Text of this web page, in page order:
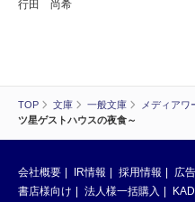
TOP 文庫 一般文庫 メディアワ
ツ星ゲストハウスの夜食～
行田 尚希
会社概要 IR情報 採用情報 広
書店様向け
法人様一括購入